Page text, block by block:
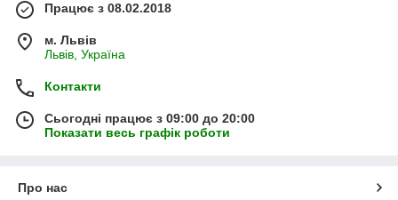
Працює з 08.02.2018
м. Львів
Львів, Україна
Контакти
Сьогодні працює з 09:00 до 20:00
Показати весь графік роботи
Про нас